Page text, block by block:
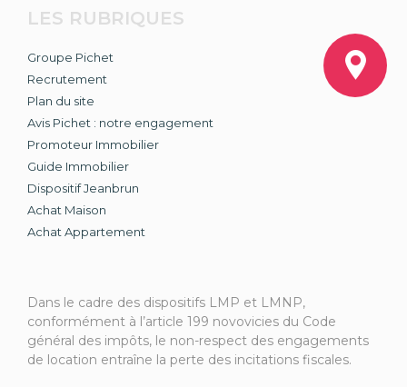
LES RUBRIQUES
Groupe Pichet
Recrutement
Plan du site
Avis Pichet : notre engagement
Promoteur Immobilier
Guide Immobilier
Dispositif Jeanbrun
Achat Maison
Achat Appartement
Dans le cadre des dispositifs LMP et LMNP,
conformément à l’article 199 novovicies du Code
général des impôts, le non-respect des engagements
de location entraîne la perte des incitations fiscales.